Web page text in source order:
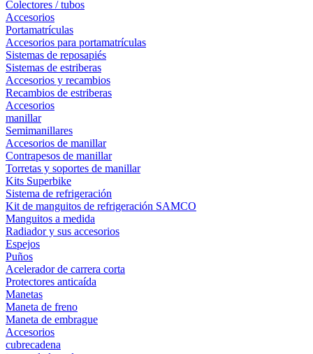
Colectores / tubos
Accesorios
Portamatrículas
Accesorios para portamatrículas
Sistemas de reposapiés
Sistemas de estriberas
Accesorios y recambios
Recambios de estriberas
Accesorios
manillar
Semimanillares
Accesorios de manillar
Contrapesos de manillar
Torretas y soportes de manillar
Kits Superbike
Sistema de refrigeración
Kit de manguitos de refrigeración SAMCO
Manguitos a medida
Radiador y sus accesorios
Espejos
Puños
Acelerador de carrera corta
Protectores anticaída
Manetas
Maneta de freno
Maneta de embrague
Accesorios
cubrecadena